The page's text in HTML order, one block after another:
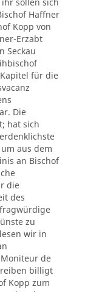
Haffner
Kopp von
Erzabt
Seckau
für die
Die
hat sich
aus dem
an Bischof
die
des
zu
wir in
de
billigt
Kopp zum